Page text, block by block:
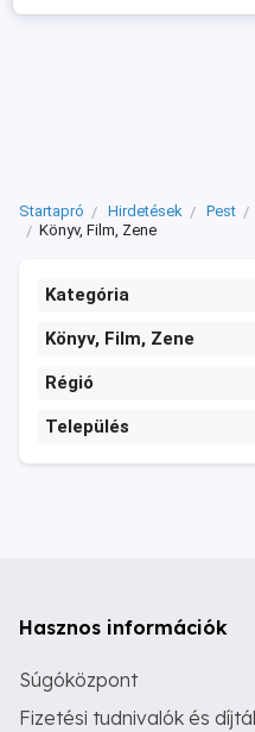
Startapró Hirdetések Pest
Könyv, Film, Zene
Kategória
Könyv, Film, Zene
Régió
Település
Hasznos információk
Súgóközpont
Fizetési tudnivalók és